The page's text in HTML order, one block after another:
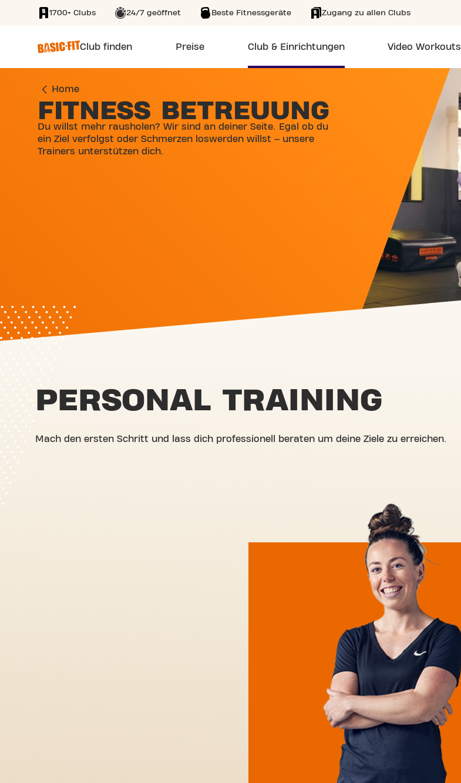
SKIP TO MAIN CONTENT
1700+ Clubs 24/7 geöffnet Beste Fitnessgeräte Zugang zu allen Clubs
Club finden Preise Club & Einrichtungen Video Workouts
Home
FITNESS BETREUUNG
Du willst mehr rausholen? Wir sind an deiner Seite. Egal ob du
ein Ziel verfolgst oder Schmerzen loswerden willst – unsere
Trainers unterstützen dich.
PERSONAL TRAINING
Mach den ersten Schritt und lass dich professionell beraten um deine Ziele zu erreichen.